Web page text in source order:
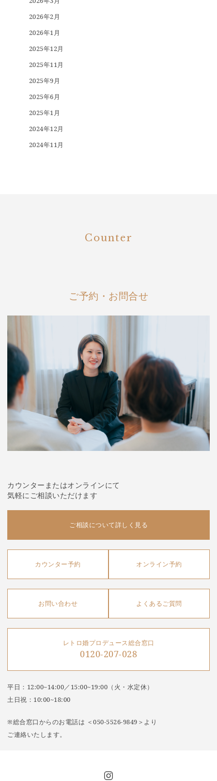
2026年2月
2026年1月
2025年12月
2025年11月
2025年9月
2025年6月
2025年1月
2024年12月
2024年11月
Counter
ご予約・お問合せ
カウンターまたはオンラインにて
気軽にご相談いただけます
ご相談について詳しく見る
カウンター予約 オンライン予約
お問い合わせ よくあるご質問
レトロ婚プロデュース総合窓口
0120-207-028
平日：12:00~14:00／15:00~19:00（火・水定休）
土日祝：10:00~18:00
※総合窓口からのお電話は ＜050-5526-9849＞より
ご連絡いたします。